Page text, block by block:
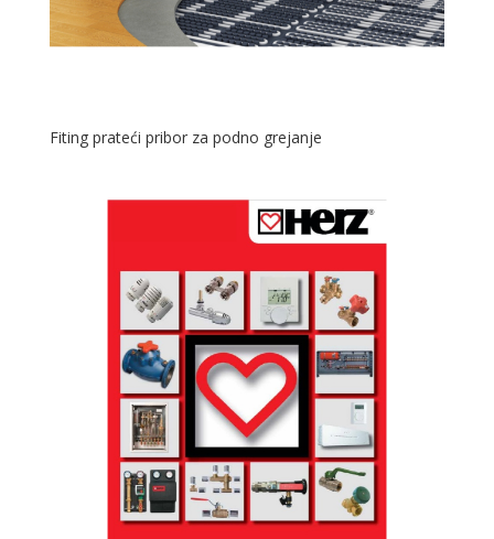
Fiting prateći pribor za podno grejanje